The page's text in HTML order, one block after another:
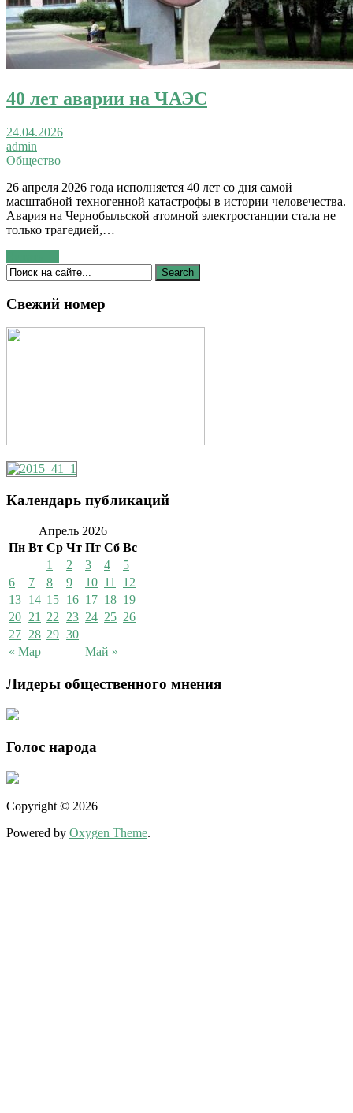
40 лет аварии на ЧАЭС
24.04.2026
admin
Общество
26 апреля 2026 года исполняется 40 лет со дня самой
масштабной техногенной катастрофы в истории человечества.
Авария на Чернобыльской атомной электростанции стала не
только трагедией,…
Свежий номер
Календарь публикаций
Апрель 2026
Пн Вт Ср Чт Пт Сб Вс
« Мар Май »
1 2 3 4
5
6
7 8 9 10 11
12
13 14 15 16 17 18 19
20 21 22 23 24 25 26
27 28 29 30
Лидеры общественного мнения
Голос народа
Copyright © 2026
Powered by Oxygen Theme.